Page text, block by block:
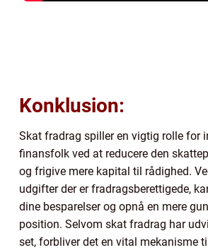
Konklusion:
Skat fradrag spiller en vigtig rolle for
finansfolk ved at reducere den
og frigive mere kapital til rådighed.
udgifter der er fradragsberettigede,
dine besparelser og opnå en mere
position. Selvom skat fradrag har
set, forbliver det en vital mekanisme